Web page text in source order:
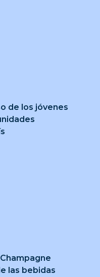
de los jóvenes
las bebidas